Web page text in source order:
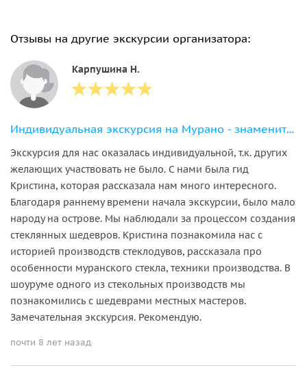
Отзывы на другие экскурсии организатора:
Карпушина Н.
Индивидуальная экскурсия на Мурано - знаменитый остров стеклодувов
Экскурсия для нас оказалась индивидуальной, т.к. других
желающих участвовать не было. С нами была гид
Кристина, которая рассказала нам много интересного.
Благодаря раннему времени начала экскурсии, было мало
народу на острове. Мы наблюдали за процессом создания
стеклянных шедевров. Кристина познакомила нас с
историей производств стеклодувов, рассказала про
особенности муранского стекла, техники производства. В
шоуруме одного из стекольных производств мы
познакомились с шедеврами местных мастеров.
Замечательная экскурсия. Рекомендую.
почти 8 лет назад